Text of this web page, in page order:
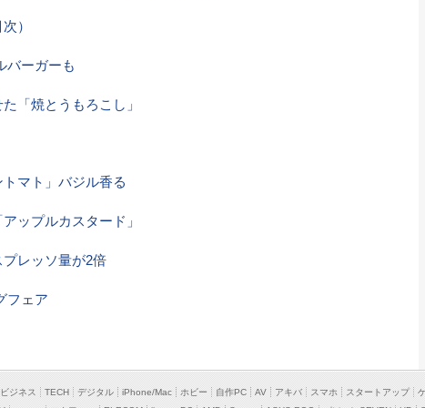
）
バーガーも
「焼とうもろこし」
マト」バジル香る
ップルカスタード」
レッソ量が2倍
フェア
ビジネス TECH デジタル iPhone/Mac ホビー 自作PC AV アキバ スマホ スタートアップ